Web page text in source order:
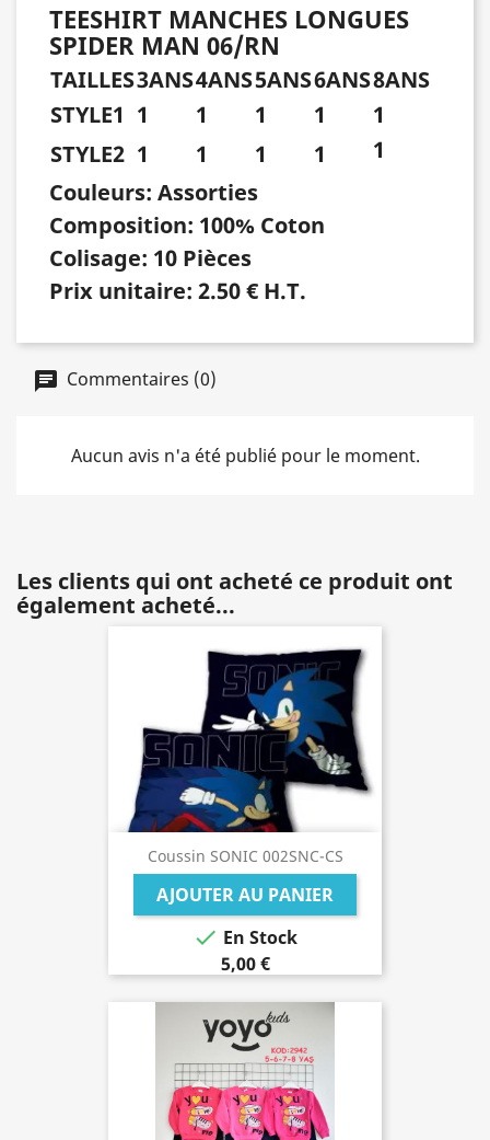
TEESHIRT MANCHES LONGUES
SPIDER MAN 06/RN
TAILLES3ANS4ANS5ANS6ANS8ANS
STYLE1 1 1 1 1
1
STYLE2 1 1 1 1
1
Couleurs: Assorties
Composition: 100% Coton
Colisage: 10 Pièces
Prix unitaire: 2.50 € H.T.
Commentaires (0)
Aucun avis n'a été publié pour le moment.
Les clients qui ont acheté ce produit ont
également acheté...
Coussin SONIC 002SNC-CS
AJOUTER AU PANIER
 En Stock
5,00 €